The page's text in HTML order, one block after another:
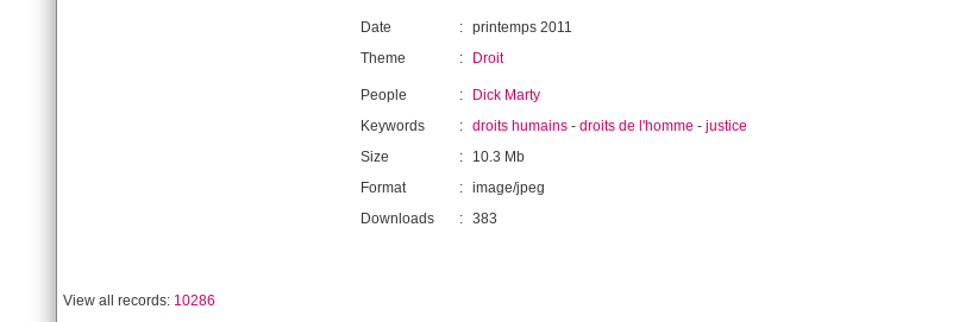
Date : printemps 2011
Theme
: Droit
People :
Dick Marty
Keywords
: droits humains - droits de l'homme - justice
Size
:
10.3 Mb
Format
: image/jpeg
Downloads
: 383
View all records: 10286